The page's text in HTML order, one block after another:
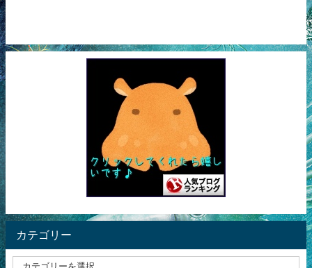
カテゴリー